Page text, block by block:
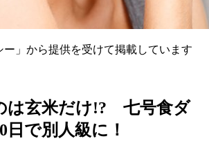
ー」から提供を受けて掲載しています
は玄米だけ!? 七号食ダ
で別人級に！